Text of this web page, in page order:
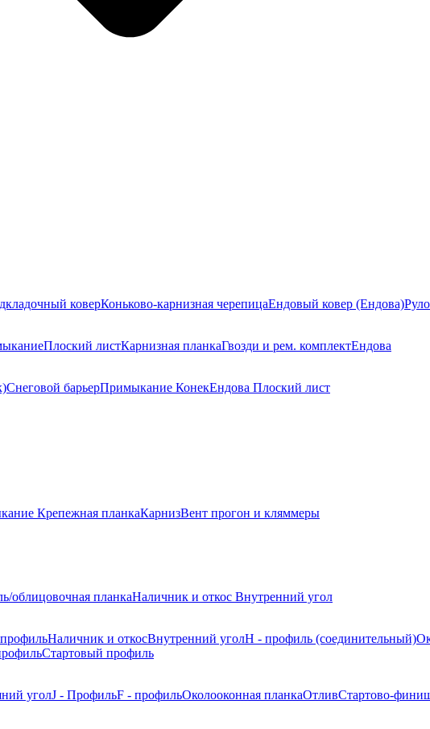
коверКоньково-карнизная черепицаЕндовый ковер (Ендова)
Плоский листКарнизная планкаГвозди и рем. комплектЕндова
Снеговой барьерПримыкание КонекЕндова Плоский лист
Крепежная планкаКарнизВент прогон и кляммеры
облицовочная планкаНаличник и откос Внутренний угол
Наличник и откосВнутренний уголH - профиль (соединительный)
Стартовый профиль
уголJ - ПрофильF - профильОколооконная планкаОтливСтартово-